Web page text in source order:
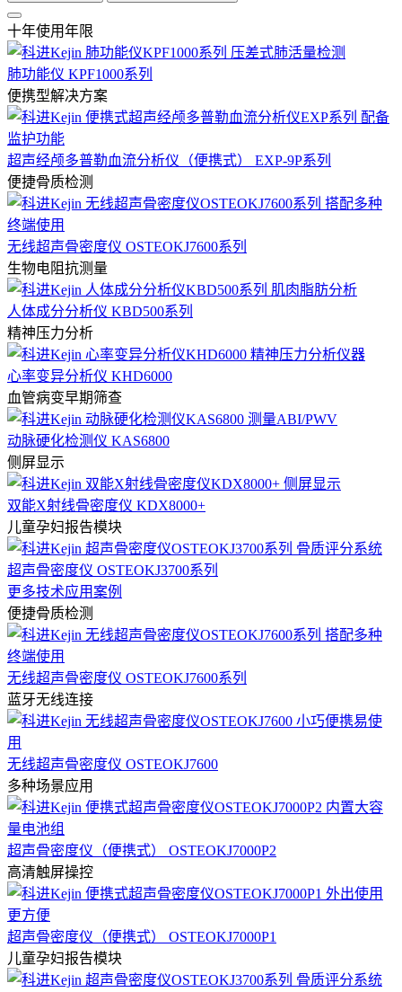
十年使用年限
肺功能仪 KPF1000系列
便携型解决方案
超声经颅多普勒血流分析仪（便携式） EXP-9P系列
便捷骨质检测
无线超声骨密度仪 OSTEOKJ7600系列
生物电阻抗测量
人体成分分析仪 KBD500系列
精神压力分析
心率变异分析仪 KHD6000
血管病变早期筛查
动脉硬化检测仪 KAS6800
侧屏显示
双能X射线骨密度仪 KDX8000+
儿童孕妇报告模块
超声骨密度仪 OSTEOKJ3700系列
更多技术应用案例
便捷骨质检测
无线超声骨密度仪 OSTEOKJ7600系列
蓝牙无线连接
无线超声骨密度仪 OSTEOKJ7600
多种场景应用
超声骨密度仪（便携式） OSTEOKJ7000P2
高清触屏操控
超声骨密度仪（便携式） OSTEOKJ7000P1
儿童孕妇报告模块